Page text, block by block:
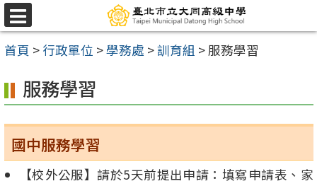
跳
至
主
內
容
選
單
首頁 > 行政單位 >學務處 >訓育組 > 服務學習
服務學習
國中服務學習
【校外公服】請於5天前提出申請：填寫申請表、家